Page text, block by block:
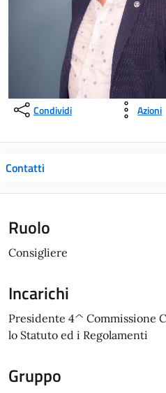
Condividi Azioni
Contatti
Ruolo
Consigliere
Incarichi
Presidente 4^ Commissione
lo Statuto ed i Regolamenti
Gruppo